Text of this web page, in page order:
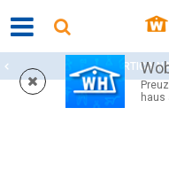
haus
WOBY KARTICA